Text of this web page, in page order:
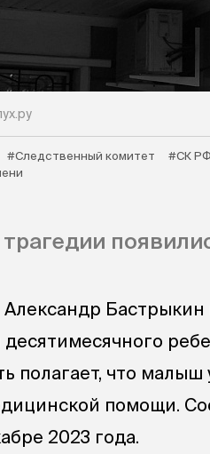
#Следственный комитет #СК РФ
Александр
десятимесячного
полагает, что
помощи.
2023 года.